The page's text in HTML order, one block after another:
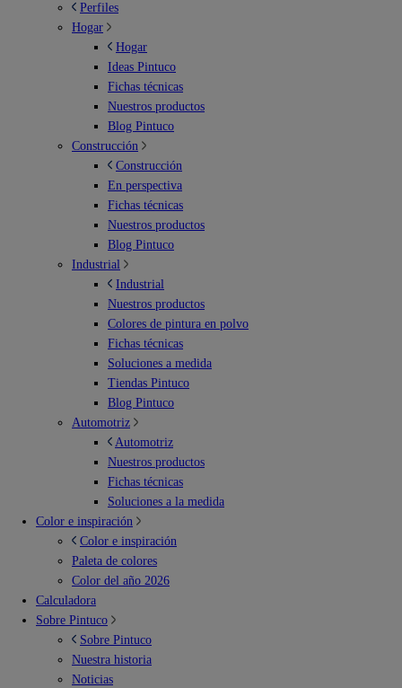
Perfiles
Hogar
Hogar
Ideas Pintuco
Fichas técnicas
Nuestros productos
Blog Pintuco
Construcción
Construcción
En perspectiva
Fichas técnicas
Nuestros productos
Blog Pintuco
Industrial
Industrial
Nuestros productos
Colores de pintura en polvo
Fichas técnicas
Soluciones a medida
Tiendas Pintuco
Blog Pintuco
Automotriz
Automotriz
Nuestros productos
Fichas técnicas
Soluciones a la medida
Color e inspiración
Color e inspiración
Paleta de colores
Color del año 2026
Calculadora
Sobre Pintuco
Sobre Pintuco
Nuestra historia
Noticias